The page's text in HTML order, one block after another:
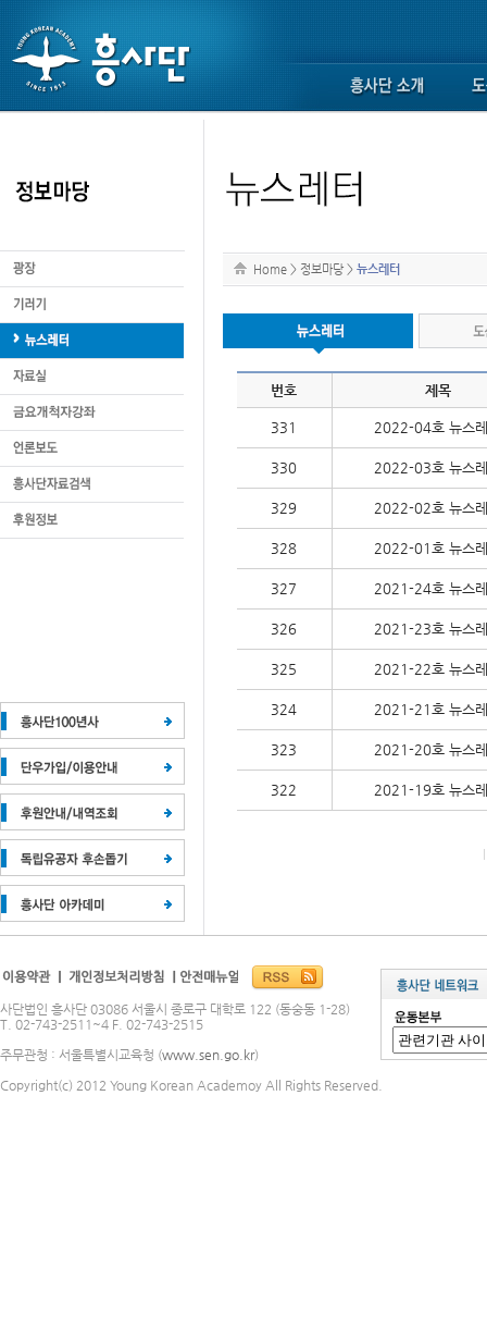
Home > 정보마당 > 뉴스레터
번호 제목
331 2022-04호 뉴스
330 2022-03호 뉴스
329 2022-02호 뉴스
328 2022-01호 뉴스
327 2021-24호 뉴스
326 2021-23호 뉴스
325 2021-22호 뉴스
324 2021-21호 뉴스
323 2021-20호 뉴스
322 2021-19호 뉴스
사단법인 흥사단 03086 서울시 종로구 대학로 122 (동숭동 1-28)
T. 02-743-2511~4 F. 02-743-2515
주무관청 : 서울특별시교육청 (www.sen.go.kr)
Copyright(c) 2012 Young Korean Academoy All Rights Reserved.